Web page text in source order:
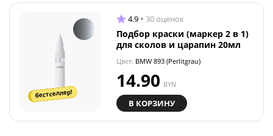
бестселлер!
4.9 30 оценок
Подбор краски (маркер 2 в 1)
для сколов и царапин 20мл
Цвет: BMW 893 (Perlitgrau)
14.90 BYN
В КОРЗИНУ